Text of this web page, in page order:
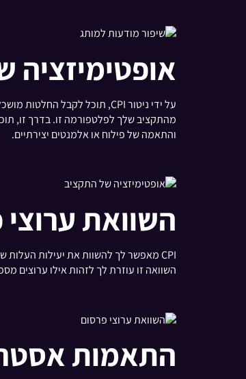
אופטימיזציה
והתאמה של פילוח או אלמנטים יצירתיים.
השוואת
השוואה זו עוזרת לך לזהות אילו
התאמות